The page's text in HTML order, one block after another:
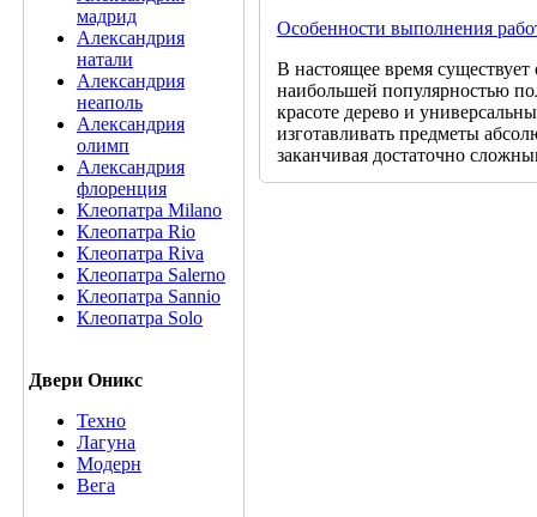
мадрид
Александрия
натали
Александрия
неаполь
Александрия
олимп
Александрия
флоренция
Клеопатра Milano
Клеопатра Rio
Клеопатра Riva
Клеопатра Salerno
Клеопатра Sannio
Клеопатра Solo
Двери Оникс
Техно
Лагуна
Модерн
Вега
Особенности выполнения
В настоящее время
наибольшей популярностью
красоте дерево и
изготавливать предметы
заканчивая достаточно